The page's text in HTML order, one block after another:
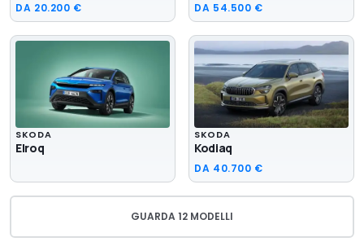
DA 20.200 € DA 54.500 €
SKODA
Elroq
SKODA
Kodiaq
DA 40.700 €
GUARDA 12 MODELLI